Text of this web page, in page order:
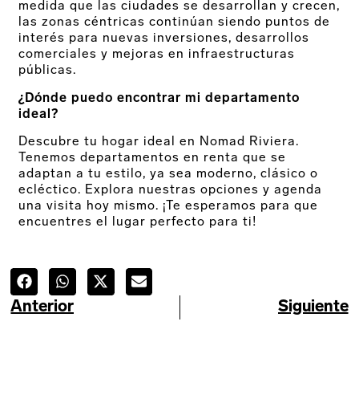
medida que las ciudades se desarrollan y crecen,
las zonas céntricas continúan siendo puntos de
interés para nuevas inversiones, desarrollos
comerciales y mejoras en infraestructuras
públicas.
¿Dónde puedo encontrar mi departamento
ideal?
Descubre tu hogar ideal en Nomad Riviera.
Tenemos departamentos en renta que se
adaptan a tu estilo, ya sea moderno, clásico o
ecléctico. Explora nuestras opciones y agenda
una visita hoy mismo. ¡Te esperamos para que
encuentres el lugar perfecto para ti!
Anterior Siguiente